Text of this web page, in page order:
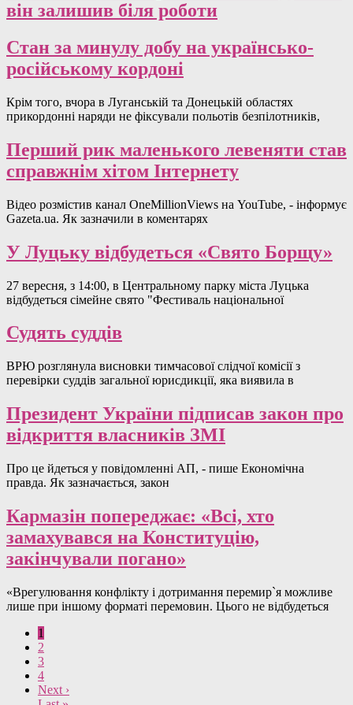
він залишив біля роботи
Стан за минулу добу на українсько-
російському кордоні
Крім того, вчора в Луганській та Донецькій областях
прикордонні наряди не фіксували польотів безпілотників,
Перший рик маленького левеняти став
справжнім хітом Інтернету
Відео розмістив канал OneMillionViews на YouTube, - інформує
Gazeta.ua. Як зазначили в коментарях
У Луцьку відбудеться «Свято Борщу»
27 вересня, з 14:00, в Центральному парку міста Луцька
відбудеться сімейне свято "Фестиваль національної
Судять суддів
ВРЮ розглянула висновки тимчасової слідчої комісії з
перевірки суддів загальної юрисдикції, яка виявила в
Президент України підписав закон про
відкриття власників ЗМІ
Про це йдеться у повідомленні АП, - пише Економічна
правда. Як зазначається, закон
Кармазін попереджає: «Всі, хто
замахувався на Конституцію,
закінчували погано»
«Врегулювання конфлікту і дотримання перемир`я можливе
лише при іншому форматі перемовин. Цього не відбудеться
1
2
3
4
Next ›